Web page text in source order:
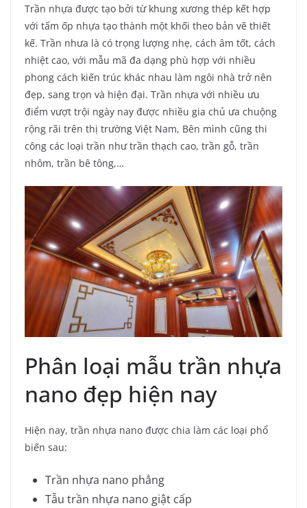
Trần nhựa được tạo bởi từ khung xương thép kết hợp
với tấm ốp nhựa tạo thành một khối theo bản vẽ thiết
kế. Trần nhưa là có trọng lượng nhẹ, cách âm tốt, cách
nhiệt cao, với mẫu mã đa dạng phù hợp với nhiều
phong cách kiến trúc khác nhau làm ngôi nhà trở nên
đẹp, sang trọn và hiện đại. Trần nhựa với nhiều ưu
điểm vượt trội ngày nay được nhiều gia chủ ưa chuộng
rộng rãi trên thị trường Việt Nam, Bên mình cũng thi
công các loại trần như trần thạch cao, trần gỗ, trần
nhôm, trần bê tông,…
Phân loại mẫu trần nhựa
nano đẹp hiện nay
Hiện nay, trần nhựa nano được chia làm các loại phổ
biến sau:
Trần nhựa nano phẳng
Tẫu trần nhựa nano giật cấp